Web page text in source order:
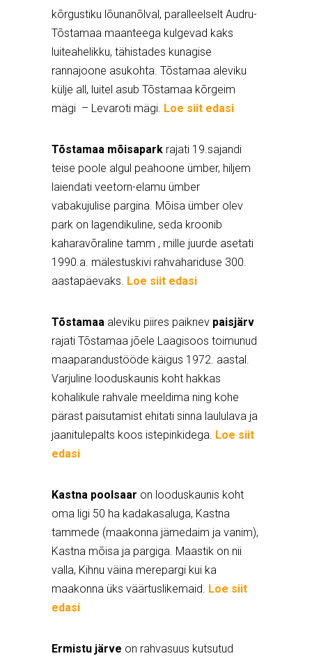
kõrgustiku lõunanõlval, paralleelselt Audru-
Tõstamaa maanteega kulgevad kaks
luiteahelikku, tähistades kunagise
rannajoone asukohta. Tõstamaa aleviku
külje all, luitel asub Tõstamaa kõrgeim
mägi – Levaroti mägi. Loe siit edasi
Tõstamaa mõisapark rajati 19.sajandi
teise poole algul peahoone ümber, hiljem
laiendati veetorn-elamu ümber
vabakujulise pargina. Mõisa ümber olev
park on lagendikuline, seda kroonib
kaharavõraline tamm , mille juurde asetati
1990.a. mälestuskivi rahvahariduse 300.
aastapäevaks. Loe siit edasi
Tõstamaa aleviku piires paiknev paisjärv
rajati Tõstamaa jõele Laagisoos toimunud
maaparandustööde käigus 1972. aastal.
Varjuline looduskaunis koht hakkas
kohalikule rahvale meeldima ning kohe
pärast paisutamist ehitati sinna laululava ja
jaanitulepalts koos istepinkidega. Loe siit
edasi
Kastna poolsaar on looduskaunis koht
oma ligi 50 ha kadakasaluga, Kastna
tammede (maakonna jämedaim ja vanim),
Kastna mõisa ja pargiga. Maastik on nii
valla, Kihnu väina merepargi kui ka
maakonna üks väärtuslikemaid. Loe siit
edasi
Ermistu järve on rahvasuus kutsutud